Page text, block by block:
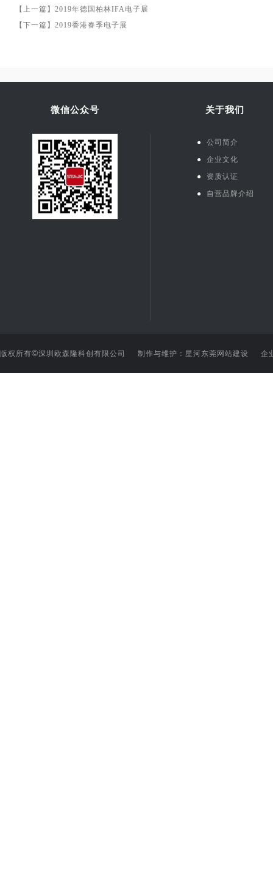
【上一篇】 2019年德国柏林IFA电子展
【下一篇】 2019香港春季电子展
微信公众号 关于我们
● 公司简介
● 企业文化
● 资质认证
● 自营品牌介绍
版权所有©深圳欧森隆科创有限公司 制作与维护：星河东莞网站建设 企